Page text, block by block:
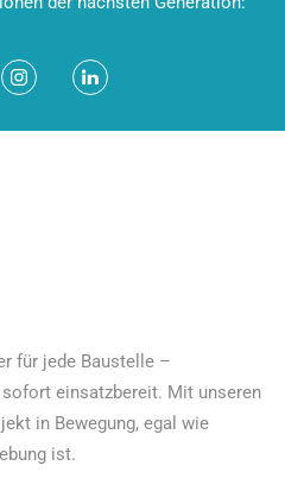
für jede Baustelle –
einsatzbereit. Mit unseren
in Bewegung, egal wie
ist.